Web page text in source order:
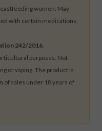
women. May
with certain medications,
242/2016.
purposes. Not
or vaping. The product is
of sales under 18 years of